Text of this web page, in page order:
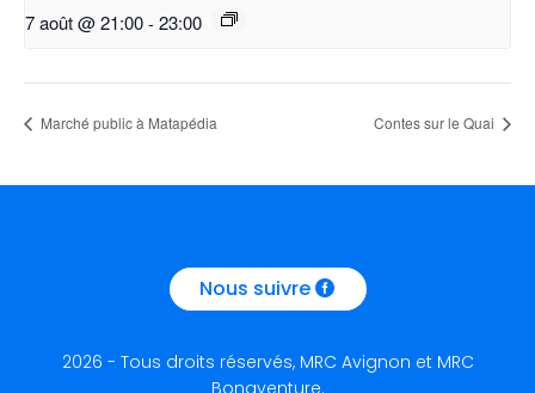
7 août @ 21:00- 23:00
Marché public à Matapédia Contes sur le Quai
Nous suivre
2026 - Tous droits réservés, MRC Avignon et MRC